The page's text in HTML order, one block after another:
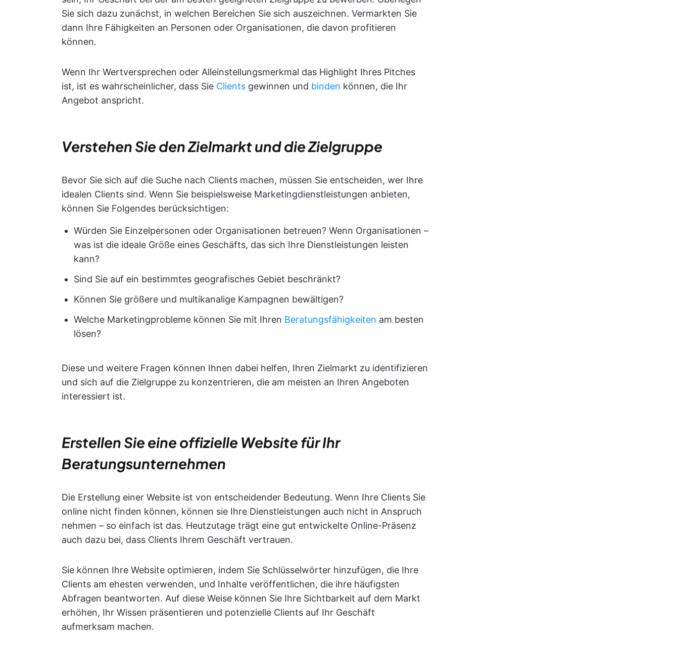
Sie sich dazu zunächst, in welchen Bereichen Sie sich auszeichnen. Vermarkten Sie
dann Ihre Fähigkeiten an Personen oder Organisationen, die davon profitieren
können.
Wenn Ihr Wertversprechen oder Alleinstellungsmerkmal das Highlight Ihres Pitches
ist, ist es wahrscheinlicher, dass Sie Clients gewinnen und binden können, die Ihr
Angebot anspricht.
Verstehen Sie den Zielmarkt und die Zielgruppe
Bevor Sie sich auf die Suche nach Clients machen, müssen Sie entscheiden, wer Ihre
idealen Clients sind. Wenn Sie beispielsweise Marketingdienstleistungen anbieten,
können Sie Folgendes berücksichtigen:
Würden Sie Einzelpersonen oder Organisationen betreuen? Wenn Organisationen –
was ist die ideale Größe eines Geschäfts, das sich Ihre Dienstleistungen leisten
kann?
Sind Sie auf ein bestimmtes geografisches Gebiet beschränkt?
Können Sie größere und multikanalige Kampagnen bewältigen?
Welche Marketingprobleme können Sie mit Ihren Beratungsfähigkeiten am besten
lösen?
Diese und weitere Fragen können Ihnen dabei helfen, Ihren Zielmarkt zu identifizieren
und sich auf die Zielgruppe zu konzentrieren, die am meisten an Ihren Angeboten
interessiert ist.
Erstellen Sie eine offizielle Website für Ihr
Beratungsunternehmen
Die Erstellung einer Website ist von entscheidender Bedeutung. Wenn Ihre Clients Sie
online nicht finden können, können sie Ihre Dienstleistungen auch nicht in Anspruch
nehmen – so einfach ist das. Heutzutage trägt eine gut entwickelte Online-Präsenz
auch dazu bei, dass Clients Ihrem Geschäft vertrauen.
Sie können Ihre Website optimieren, indem Sie Schlüsselwörter hinzufügen, die Ihre
Clients am ehesten verwenden, und Inhalte veröffentlichen, die ihre häufigsten
Abfragen beantworten. Auf diese Weise können Sie Ihre Sichtbarkeit auf dem Markt
erhöhen, Ihr Wissen präsentieren und potenzielle Clients auf Ihr Geschäft
aufmerksam machen.